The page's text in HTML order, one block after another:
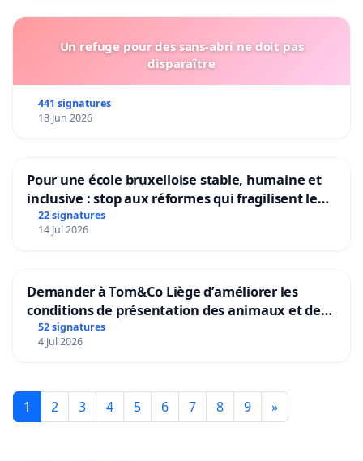
Un refuge pour des sans-abri ne doit pas
disparaître
441 signatures
18 Jun 2026
Pour une école bruxelloise stable, humaine et
inclusive : stop aux réformes qui fragilisent le
primaire
22 signatures
14 Jul 2026
Demander à Tom&Co Liège d’améliorer les
conditions de présentation des animaux et de
mettre fin à la vente d’animaux en magasin
52 signatures
4 Jul 2026
1 2 3 4 5 6 7 8 9 »